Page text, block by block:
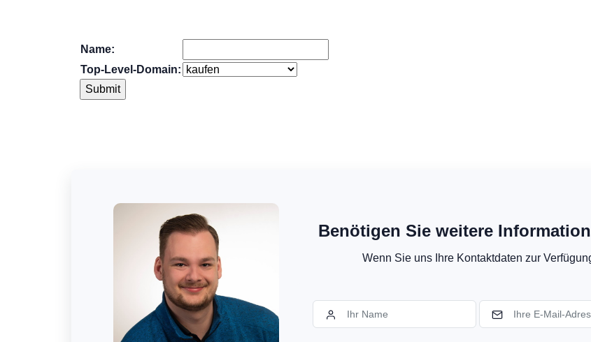
Name:
Top-Level-Domain:
Benötigen Sie weitere
Wenn Sie uns Ihre Kontaktdaten zur